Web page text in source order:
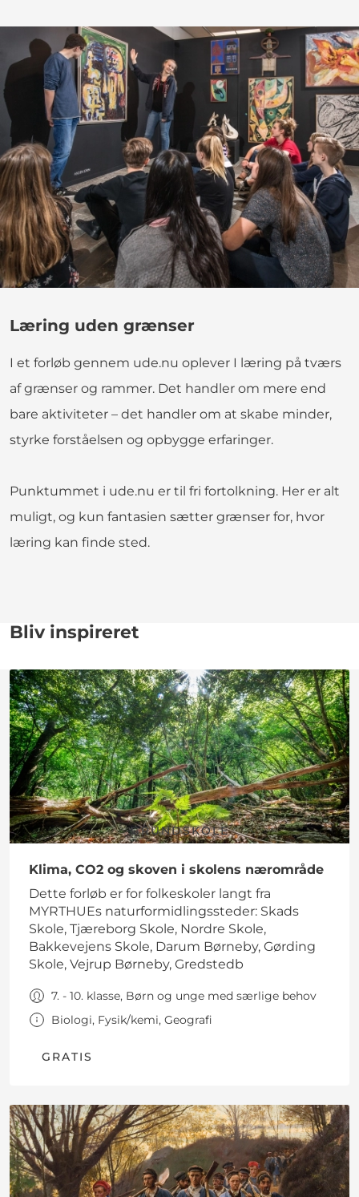
Læring uden grænser
I et forløb gennem ude.nu oplever I læring på tværs
af grænser og rammer. Det handler om mere end
bare aktiviteter – det handler om at skabe minder,
styrke forståelsen og opbygge erfaringer.
Punktummet i ude.nu er til fri fortolkning. Her er alt
muligt, og kun fantasien sætter grænser for, hvor
læring kan finde sted.
Bliv inspireret
GRUNDSKOLE
Klima, CO2 og skoven i skolens nærområde
Dette forløb er for folkeskoler langt fra
MYRTHUEs naturformidlingssteder: Skads
Skole, Tjæreborg Skole, Nordre Skole,
Bakkevejens Skole, Darum Børneby, Gørding
Skole, Vejrup Børneby, Gredstedb
7. - 10. klasse, Børn og unge med særlige behov
Biologi, Fysik/kemi, Geografi
GRATIS